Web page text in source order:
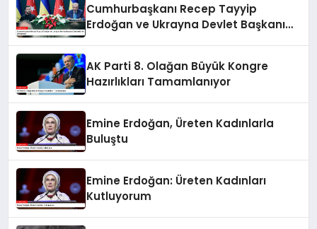
Cumhurbaşkanı Recep Tayyip
Erdoğan ve Ukrayna Devlet Başkanı
AK Parti 8. Olağan Büyük Kongre
Hazırlıkları Tamamlanıyor
Emine Erdoğan, Üreten Kadınlarla
Buluştu
Emine Erdoğan: Üreten Kadınları
Kutluyorum